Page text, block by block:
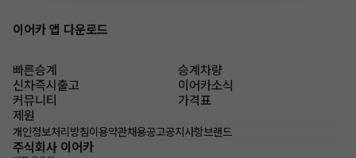
이어카 앱 다운로드
빠른승계
승계차량
신차즉시출고
이어카소식
커뮤니티
가격표
제원
개인정보처리방침이용약관채용공고공지사항브랜드
주식회사 이어카